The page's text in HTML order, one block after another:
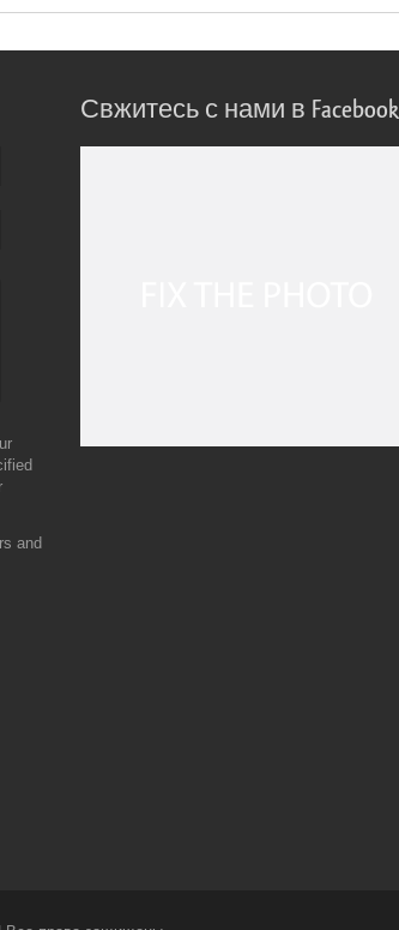
and
Свжитесь с нами в Facebook